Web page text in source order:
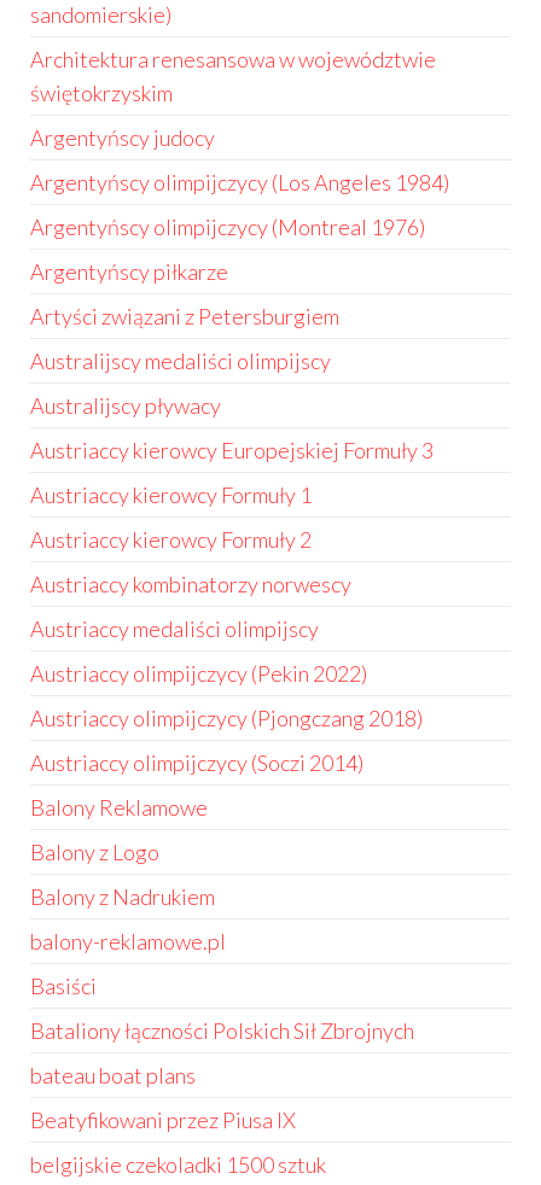
sandomierskie)
Architektura renesansowa w województwie
świętokrzyskim
Argentyńscy judocy
Argentyńscy olimpijczycy (Los Angeles 1984)
Argentyńscy olimpijczycy (Montreal 1976)
Argentyńscy piłkarze
Artyści związani z Petersburgiem
Australijscy medaliści olimpijscy
Australijscy pływacy
Austriaccy kierowcy Europejskiej Formuły 3
Austriaccy kierowcy Formuły 1
Austriaccy kierowcy Formuły 2
Austriaccy kombinatorzy norwescy
Austriaccy medaliści olimpijscy
Austriaccy olimpijczycy (Pekin 2022)
Austriaccy olimpijczycy (Pjongczang 2018)
Austriaccy olimpijczycy (Soczi 2014)
Balony Reklamowe
Balony z Logo
Balony z Nadrukiem
balony-reklamowe.pl
Basiści
Bataliony łączności Polskich Sił Zbrojnych
bateau boat plans
Beatyfikowani przez Piusa IX
belgijskie czekoladki 1500 sztuk